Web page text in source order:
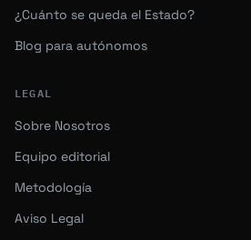
¿Cuánto se queda el Estado?
Blog para autónomos
LEGAL
Sobre Nosotros
Equipo editorial
Metodología
Aviso Legal